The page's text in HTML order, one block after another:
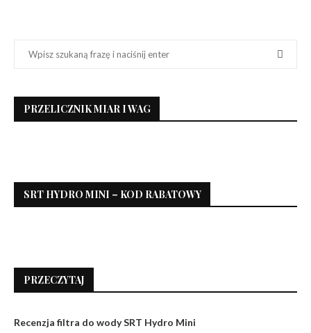
PRZELICZNIK MIAR I WAG
SRT HYDRO MINI – KOD RABATOWY
PRZECZYTAJ
Recenzja filtra do wody SRT Hydro Mini